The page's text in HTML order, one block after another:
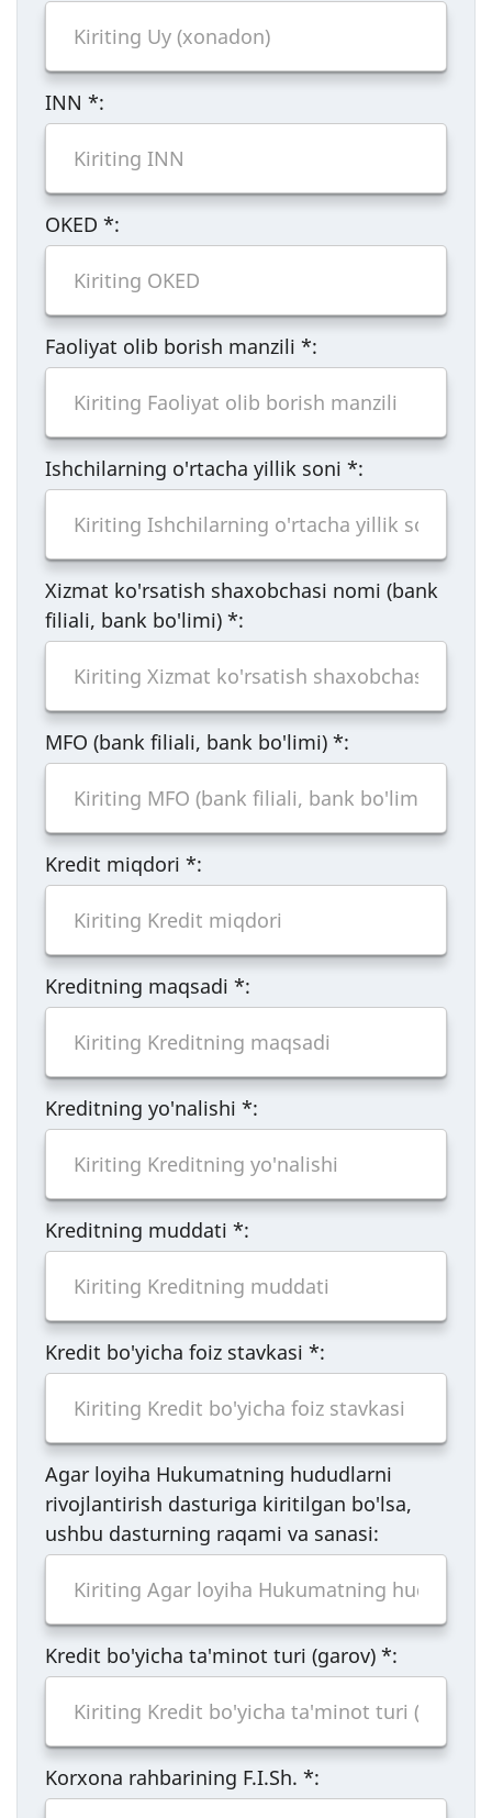
INN *:
OKED *:
Faoliyat olib borish manzili *:
Ishchilarning o'rtacha yillik soni *:
Xizmat ko'rsatish shaxobchasi nomi (bank
filiali, bank bo'limi) *:
MFO (bank filiali, bank bo'limi) *:
Kredit miqdori *:
Kreditning maqsadi *:
Kreditning yo'nalishi *:
Kreditning muddati *:
Kredit bo'yicha foiz stavkasi *:
Agar loyiha Hukumatning hududlarni
rivojlantirish dasturiga kiritilgan bo'lsa,
ushbu dasturning raqami va sanasi:
Kredit bo'yicha ta'minot turi (garov) *:
Korxona rahbarining F.I.Sh. *: